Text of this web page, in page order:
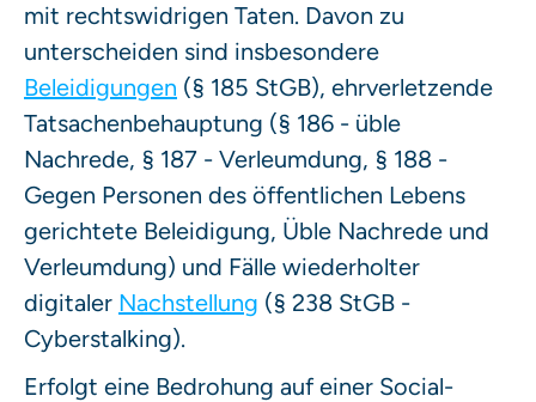
mit rechtswidrigen Taten. Davon zu
unterscheiden sind insbesondere
Beleidigungen (§ 185 StGB), ehrverletzende
Tatsachenbehauptung (§ 186 - üble
Nachrede, § 187 - Verleumdung, § 188 -
Gegen Personen des öffentlichen Lebens
gerichtete Beleidigung, Üble Nachrede und
Verleumdung) und Fälle wiederholter
digitaler Nachstellung (§ 238 StGB -
Cyberstalking).
Erfolgt eine Bedrohung auf einer Social-